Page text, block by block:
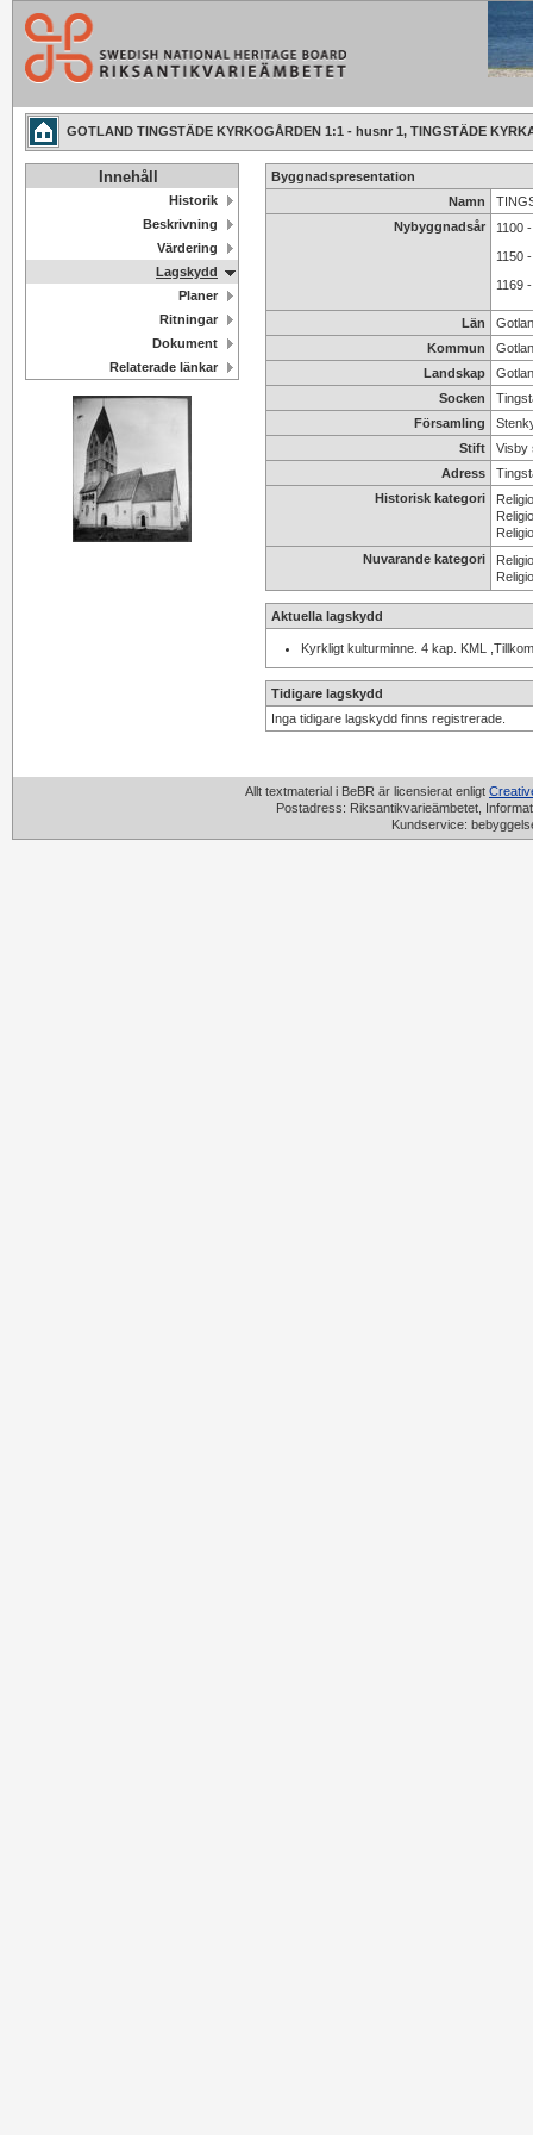
GOTLAND TINGSTÄDE KYRKOGÅRDEN 1:1 - husnr 1, TINGSTÄDE
Innehåll
Historik
Beskrivning
Värdering
Lagskydd
Planer
Ritningar
Dokument
Relaterade länkar
Byggnadspresentation
Namn
Nybyggnadsår
1100
1150
1169
Län
Kommun
Landskap
Socken
Församling
Stift
Visby
Adress
Historisk kategori
Nuvarande kategori
Aktuella lagskydd
Kyrkligt kulturminne. 4 kap. KML
Tidigare lagskydd
Inga tidigare lagskydd finns registrerade.
Allt textmaterial i BeBR är licensierat enligt
Postadress: Riksantikvarieämbetet,
Kundservice: